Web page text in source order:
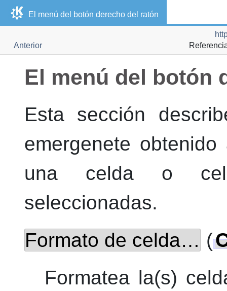
El menú del botón derecho del ratón
Anterior
El menú del botón
Esta sección
emergenete
una celda o
seleccionadas.
Formato de celda… (
Formatea la(s)